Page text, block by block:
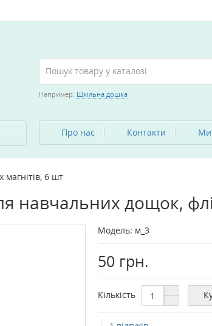
Например: Шкільна дошка
Про нас Контакти Ми
магнітів, 6 шт
навчальних дощок,
Модель: м_3
50 грн.
Кількість